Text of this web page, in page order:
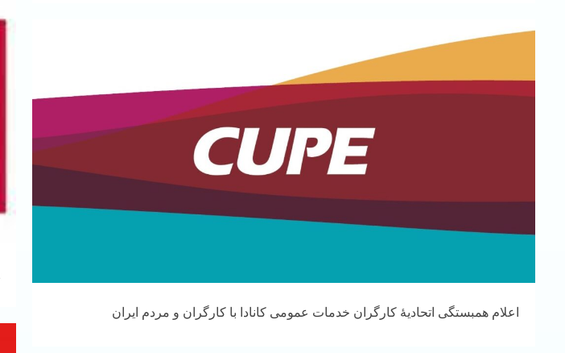
اعلام همبستگی اتحادیهٔ کارگران خدمات عمومی کانادا با کارگران و مردم ایران